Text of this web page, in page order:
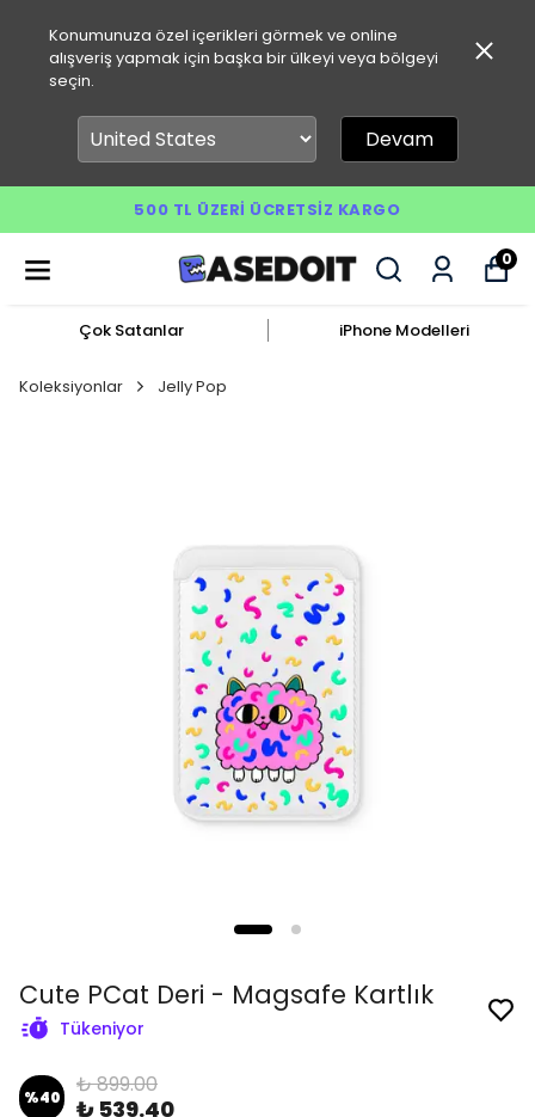
Konumunuza özel içerikleri görmek ve online
alışveriş yapmak için başka bir ülkeyi veya bölgeyi
seçin.
Devam
500 TL ÜZERI ÜCRETSIZ KARGO
0
Çok Satanlar iPhone Modelleri
Koleksiyonlar Jelly Pop
Cute PCat Deri - Magsafe Kartlık
Tükeniyor
%40 ₺ 899.00
₺ 539.40